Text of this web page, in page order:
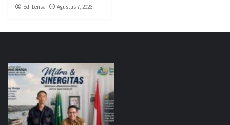
Edi Lensa Agustus 7, 2026